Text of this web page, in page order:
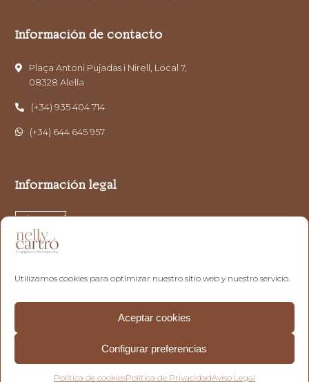
Utilizamos cookies para optimizar nuestro sitio web y nuestro servicio.
Aceptar cookies
Configurar preferencias
Política de cookiesPolítica de PrivacidadAviso Legal
Información de contacto
Plaça Antoni Pujadas i Nirell, Local 7,
08328 Alella
(+34) 935 404 714
(+34) 644 645 957
Información legal
Aviso Legal
Política de Privacidad
Política de cookies
® Copyright 2024 –Nelly Cartró– Todos los derechos